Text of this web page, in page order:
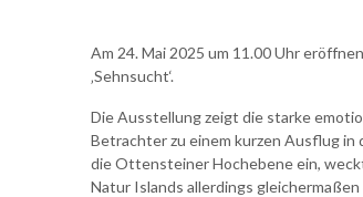
Am 24. Mai 2025 um 11.00 Uhr
‚Sehnsucht‘.
Die Ausstellung zeigt die starke
Betrachter zu einem kurzen Ausflug
die Ottensteiner Hochebene ein,
Natur Islands allerdings